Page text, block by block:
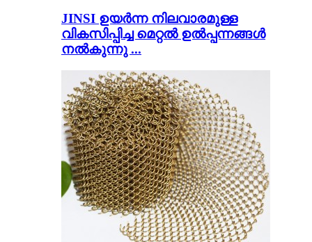
JINSI ഉയർന്ന നിലവാരമുള്ള
വികസിപ്പിച്ച മെറ്റൽ ഉൽപ്പന്നങ്ങൾ
നൽകുന്നു ...